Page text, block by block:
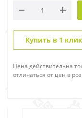
Купить в 1 клик
Цена действительна
отличаться от цен в